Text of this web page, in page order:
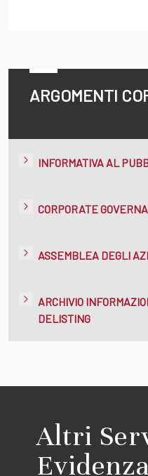
ARGOMENTI
INFORMATIVA AL
CORPORATE
ASSEMBLEA DEGLI
ARCHIVIO
DELISTING
Altri
Evidenza